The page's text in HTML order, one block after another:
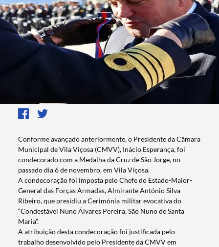
Conforme avançado anteriormente, o Presidente da Câmara
Municipal de Vila Viçosa (CMVV), Inácio Esperança, foi
condecorado com a Medalha da Cruz de São Jorge, no
passado dia 6 de novembro, em Vila Viçosa.
A condecoração foi imposta pelo Chefe do Estado-Maior-
General das Forças Armadas, Almirante António Silva
Ribeiro, que presidiu a Cerimónia militar evocativa do
“Condestável Nuno Álvares Pereira, São Nuno de Santa
Maria”.
A atribuição desta condecoração foi justificada pelo
trabalho desenvolvido pelo Presidente da CMVV em